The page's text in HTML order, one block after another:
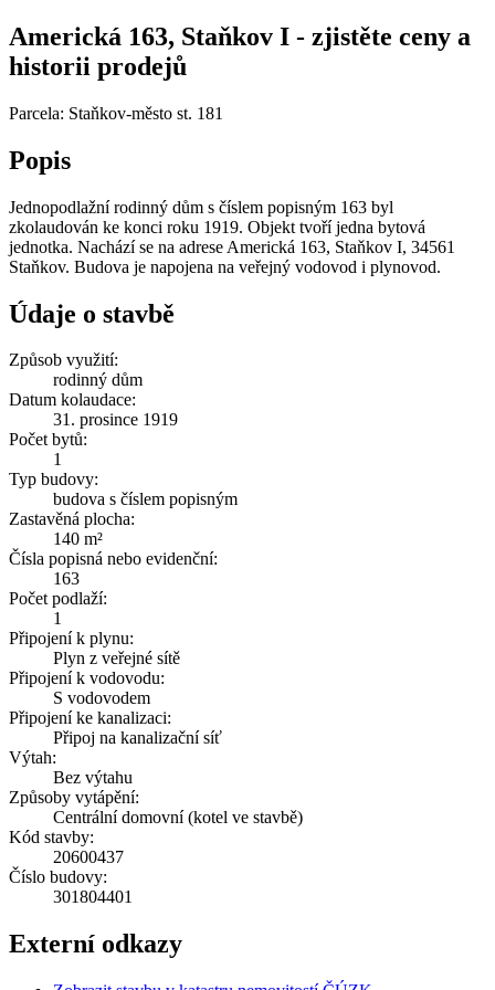
Americká 163, Staňkov I - zjistěte ceny a
historii prodejů
Parcela: Staňkov-město st. 181
Popis
Jednopodlažní rodinný dům s číslem popisným 163 byl
zkolaudován ke konci roku 1919. Objekt tvoří jedna bytová
jednotka. Nachází se na adrese Americká 163, Staňkov I, 34561
Staňkov. Budova je napojena na veřejný vodovod i plynovod.
Údaje o stavbě
Způsob využití:
rodinný dům
Datum kolaudace:
31. prosince 1919
Počet bytů:
1
Typ budovy:
budova s číslem popisným
Zastavěná plocha:
140 m²
Čísla popisná nebo evidenční:
163
Počet podlaží:
1
Připojení k plynu:
Plyn z veřejné sítě
Připojení k vodovodu:
S vodovodem
Připojení ke kanalizaci:
Připoj na kanalizační síť
Výtah:
Bez výtahu
Způsoby vytápění:
Centrální domovní (kotel ve stavbě)
Kód stavby:
20600437
Číslo budovy:
301804401
Externí odkazy